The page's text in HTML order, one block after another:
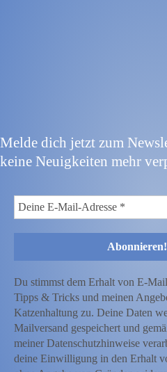
Melde dich jetzt zum
keine Neuigkeiten mehr
Du stimmst dem Erhalt von E-
Tipps & Tricks und meinen
Katzenhaltung zu. Deine Daten
Mailversand gespeichert und
meiner Datenschutzhinweise
deine Einwilligung in den Erhalt